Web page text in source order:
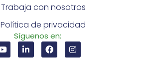
Trabaja con nosotros
Política de privacidad
Síguenos en: